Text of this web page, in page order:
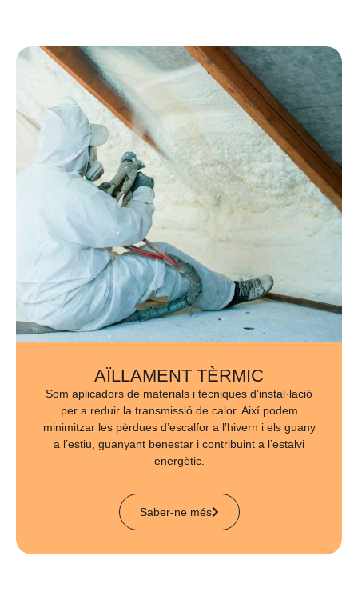
AÏLLAMENT TÈRMIC
Som aplicadors de materials i tècniques d’instal·lació
per a reduir la transmissió de calor. Així podem
minimitzar les pèrdues d’escalfor a l’hivern i els guany
a l’estiu, guanyant benestar i contribuint a l’estalvi
energètic.
Saber-ne més